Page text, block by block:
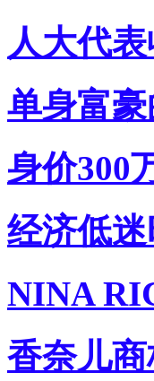
人大代
单身富
身价300
经济低
NINA
香奈儿